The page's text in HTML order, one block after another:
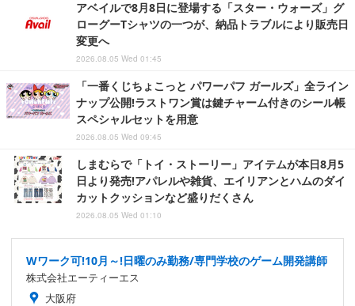
アベイルで8月8日に登場する「スター・ウォーズ」グ
ローグーTシャツの一つが、納品トラブルにより販売日
変更へ
2026.08.05 Wed 01:45
「一番くじちょこっと パワーパフ ガールズ」全ライン
ナップ公開!ラストワン賞は鍵チャーム付きのシール帳
スペシャルセットを用意
2026.08.05 Wed 09:45
しまむらで「トイ・ストーリー」アイテムが本日8月5
日より発売!アパレルや雑貨、エイリアンとハムのダイ
カットクッションなど盛りだくさん
2026.08.05 Wed 01:10
Wワーク可!10月～!日曜のみ勤務/専門学校のゲーム開発講師
株式会社エーティーエス
大阪府